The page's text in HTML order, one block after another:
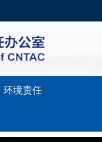
环境责任